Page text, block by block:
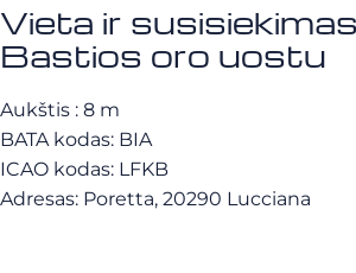
Vieta ir
Bastios oro uostu
Aukštis : 8 m
BATA kodas: BIA
ICAO kodas: LFKB
Adresas: Poretta, 20290 Lucciana